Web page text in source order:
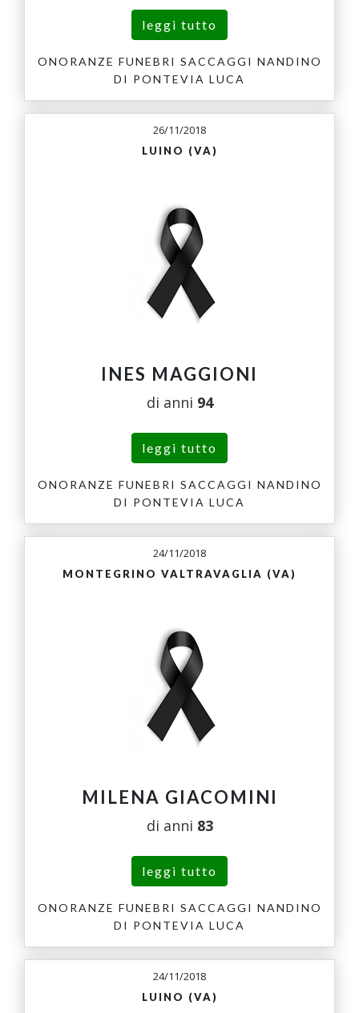
leggi tutto
ONORANZE FUNEBRI SACCAGGI NANDINO
DI PONTEVIA LUCA
26/11/2018
LUINO (VA)
INES MAGGIONI
di anni 94
leggi tutto
ONORANZE FUNEBRI SACCAGGI NANDINO
DI PONTEVIA LUCA
24/11/2018
MONTEGRINO VALTRAVAGLIA (VA)
MILENA GIACOMINI
di anni 83
leggi tutto
ONORANZE FUNEBRI SACCAGGI NANDINO
DI PONTEVIA LUCA
24/11/2018
LUINO (VA)